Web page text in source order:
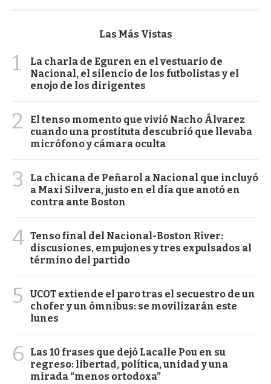
Las Más Vistas
1
La charla de Eguren en el vestuario de
Nacional, el silencio de los futbolistas y el
enojo de los dirigentes
2
El tenso momento que vivió Nacho Álvarez
cuando una prostituta descubrió que llevaba
micrófono y cámara oculta
3
La chicana de Peñarol a Nacional que incluyó
a Maxi Silvera, justo en el día que anotó en
contra ante Boston
4 Tenso final del Nacional-Boston River:
discusiones, empujones y tres expulsados al
término del partido
5
UCOT extiende el paro tras el secuestro de un
chofer y un ómnibus: se movilizarán este
lunes
6
Las 10 frases que dejó Lacalle Pou en su
regreso: libertad, política, unidad y una
mirada “menos ortodoxa”